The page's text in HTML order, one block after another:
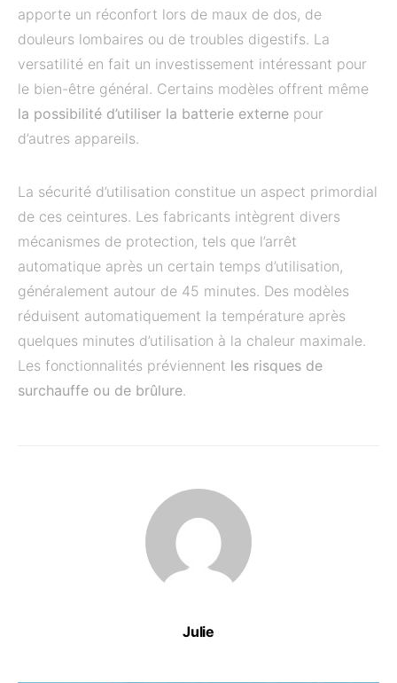
apporte un réconfort lors de maux de dos, de
douleurs lombaires ou de troubles digestifs. La
versatilité en fait un investissement intéressant pour
le bien-être général. Certains modèles offrent même
la possibilité d’utiliser la batterie externe pour
d’autres appareils.
La sécurité d’utilisation constitue un aspect primordial
de ces ceintures. Les fabricants intègrent divers
mécanismes de protection, tels que l’arrêt
automatique après un certain temps d’utilisation,
généralement autour de 45 minutes. Des modèles
réduisent automatiquement la température après
quelques minutes d’utilisation à la chaleur maximale.
Les fonctionnalités préviennent les risques de
surchauffe ou de brûlure.
Julie